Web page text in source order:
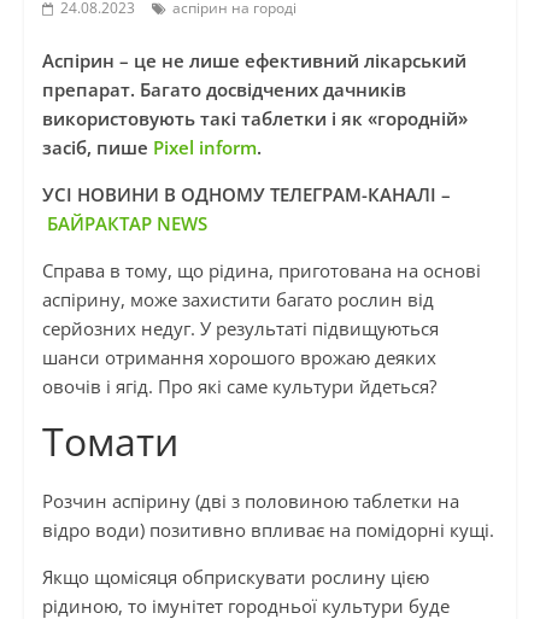
24.08.2023 аспірин на городі
Аспірин – це не лише ефективний лікарський
препарат. Багато досвідчених дачників
використовують такі таблетки і як «городній»
засіб, пише Pixel inform.
УСІ НОВИНИ В ОДНОМУ ТЕЛЕГРАМ-КАНАЛІ –
БАЙРАКТАР NEWS
Справа в тому, що рідина, приготована на основі
аспірину, може захистити багато рослин від
серйозних недуг. У результаті підвищуються
шанси отримання хорошого врожаю деяких
овочів і ягід. Про які саме культури йдеться?
Томати
Розчин аспірину (дві з половиною таблетки на
відро води) позитивно впливає на помідорні кущі.
Якщо щомісяця обприскувати рослину цією
рідиною, то імунітет городньої культури буде